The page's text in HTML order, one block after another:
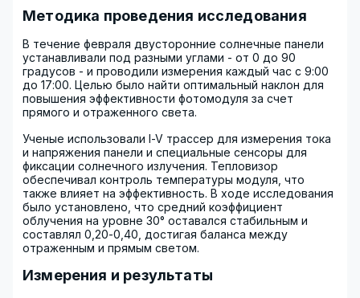
Методика проведения исследования
В течение февраля двусторонние солнечные панели
устанавливали под разными углами - от 0 до 90
градусов - и проводили измерения каждый час с 9:00
до 17:00. Целью было найти оптимальный наклон для
повышения эффективности фотомодуля за счет
прямого и отраженного света.
Ученые использовали I-V трассер для измерения тока
и напряжения панели и специальные сенсоры для
фиксации солнечного излучения. Тепловизор
обеспечивал контроль температуры модуля, что
также влияет на эффективность. В ходе исследования
было установлено, что средний коэффициент
облучения на уровне 30° оставался стабильным и
составлял 0,20-0,40, достигая баланса между
отраженным и прямым светом.
Измерения и результаты